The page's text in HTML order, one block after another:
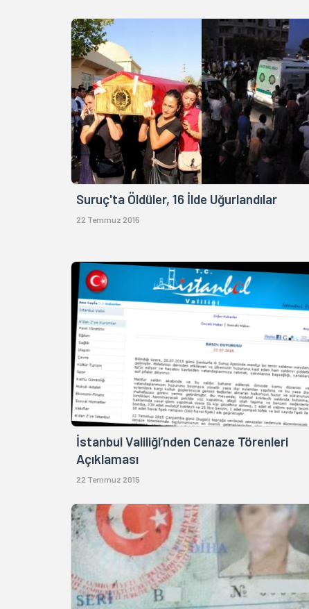
Suruç'ta Öldüler, 16 İlde Uğurlandılar
22 Temmuz 2015
İstanbul Valiliği’nden Cenaze Törenleri
Açıklaması
22 Temmuz 2015